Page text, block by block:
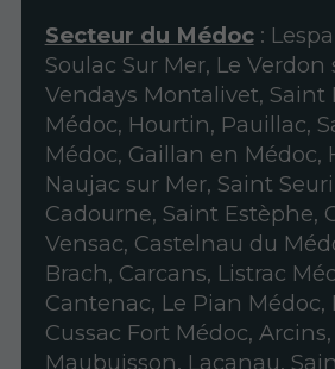
Secteur du Médoc:
Soulac Sur Mer, Le Verdon
Vendays Montalivet, Saint
Médoc, Hourtin, Pauillac,
Médoc, Gaillan en Médoc,
Naujac sur Mer, Saint
Cadourne, Saint Estèphe,
Vensac, Castelnau du
Brach, Carcans, Listrac
Cantenac, Le Pian Médoc,
Cussac Fort Médoc,
Maubuisson, Lacanau,